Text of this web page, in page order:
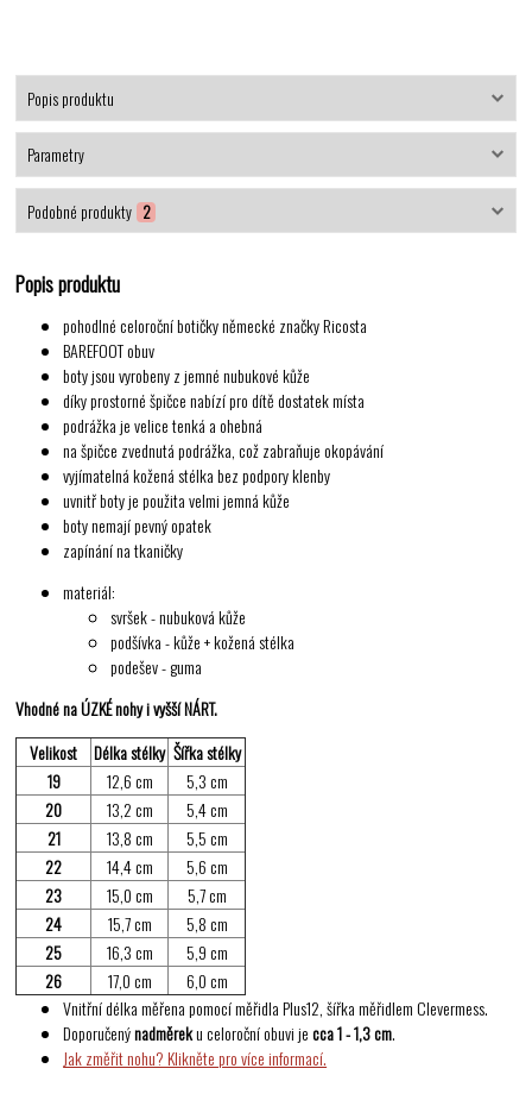
Popis produktu
Parametry
Podobné produkty 2
Popis produktu
pohodlné celoroční botičky německé značky Ricosta
BAREFOOT obuv
boty jsou vyrobeny zjemné nubukové kůže
díky prostorné špičce nabízí pro dítě dostatek místa
podrážka je velice tenká a ohebná
na špičce zvednutá podrážka, což zabraňuje okopávání
vyjímatelná kožená stélka bez podpory klenby
uvnitř boty je použita velmi jemná kůže
boty nemají pevný opatek
zapínání na tkaničky
materiál:
svršek - nubuková kůže
podšívka - kůže + kožená stélka
podešev - guma
Vhodné na ÚZKÉ nohy i vyšší NÁRT.
Velikost
Délka stélky Šířka stélky
19
12,6 cm
5,3 cm
20
13,2 cm
5,4 cm
21
13,8 cm
5,5 cm
22
14,4 cm
5,6 cm
23
15,0 cm
5,7 cm
24
15,7 cm
5,8 cm
25
16,3 cm
5,9 cm
26
17,0 cm
6,0 cm
Vnitřní délka měřena pomocí měřidla Plus12, šířka měřidlem Clevermess.
Doporučenýnadměreku celoroční obuvi jecca 1 - 1,3 cm.
Jak změřit nohu? Klikněte pro více informací.